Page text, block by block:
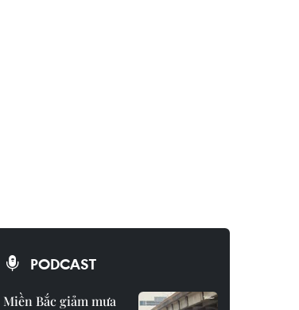
PODCAST
Miền Bắc giảm mưa